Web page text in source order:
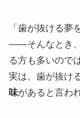
「歯が抜ける夢
——そんなとき
る方も多いので
実は、歯が抜け
味があると言わ